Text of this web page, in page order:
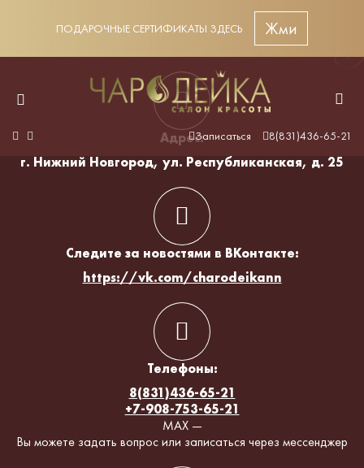
ПОДАРОЧНЫЕ СЕРТИФИКАТЫ ЗДЕСЬ Жми
Записаться 8(831)436-65-21
Контакты
Адрес:
г. Нижний Новгород, ул. Республиканская, д. 25
Следите за новостями в ВКонтакте:
https://vk.com/charodeikann
Телефоны:
8(831)436-65-21
+7-908-753-65-21
MAX —
Вы можете задать вопрос или записаться через мессенджер